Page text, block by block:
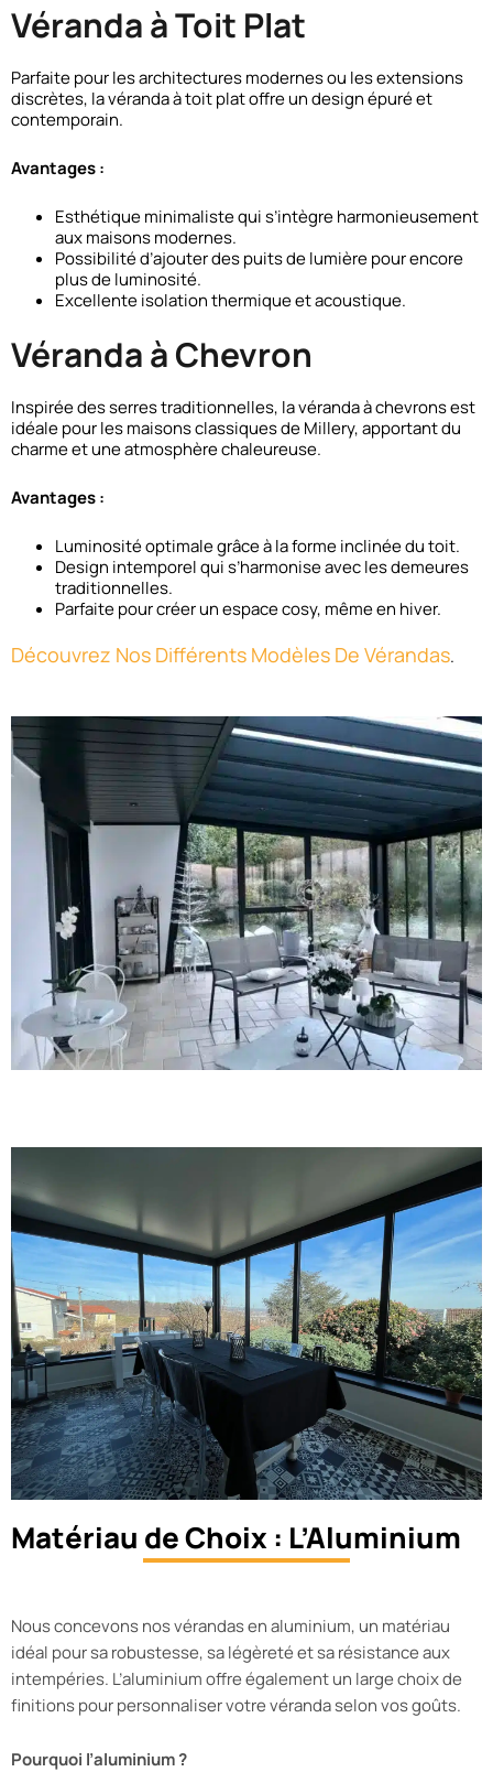
Véranda à Toit Plat
Parfaite pour les architectures modernes ou les extensions
discrètes, la véranda à toit plat offre un design épuré et
contemporain.
Avantages :
Esthétique minimaliste qui s’intègre harmonieusement
aux maisons modernes.
Possibilité d’ajouter des puits de lumière pour encore
plus de luminosité.
Excellente isolation thermique et acoustique.
Véranda à Chevron
Inspirée des serres traditionnelles, la véranda à chevrons est
idéale pour les maisons classiques de Millery, apportant du
charme et une atmosphère chaleureuse.
Avantages :
Luminosité optimale grâce à la forme inclinée du toit.
Design intemporel qui s’harmonise avec les demeures
traditionnelles.
Parfaite pour créer un espace cosy, même en hiver.
Découvrez Nos Différents Modèles De Vérandas.
Matériau de Choix : L’Aluminium
Nous concevons nos vérandas en aluminium, un matériau
idéal pour sa robustesse, sa légèreté et sa résistance aux
intempéries. L’aluminium offre également un large choix de
finitions pour personnaliser votre véranda selon vos goûts.
Pourquoi l’aluminium ?